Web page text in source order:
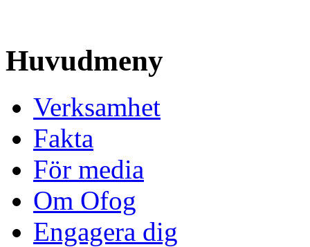
Huvudmeny
Verksamhet
Fakta
För media
Om Ofog
Engagera dig